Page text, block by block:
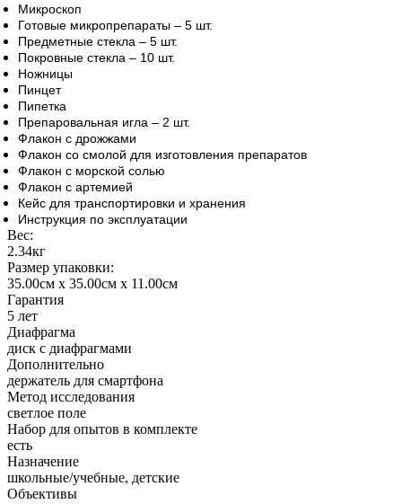
Микроскоп
Готовые микропрепараты – 5 шт.
Предметные стекла – 5 шт.
Покровные стекла – 10 шт.
Ножницы
Пинцет
Пипетка
Препаровальная игла – 2 шт.
Флакон с дрожжами
Флакон со смолой для изготовления препаратов
Флакон с морской солью
Флакон с артемией
Кейс для транспортировки и хранения
Инструкция по эксплуатации
Вес:
2.34кг
Размер упаковки:
35.00см x 35.00см x 11.00см
Гарантия
5 лет
Диафрагма
диск с диафрагмами
Дополнительно
держатель для смартфона
Метод исследования
светлое поле
Набор для опытов в комплекте
есть
Назначение
школьные/учебные, детские
Объективы